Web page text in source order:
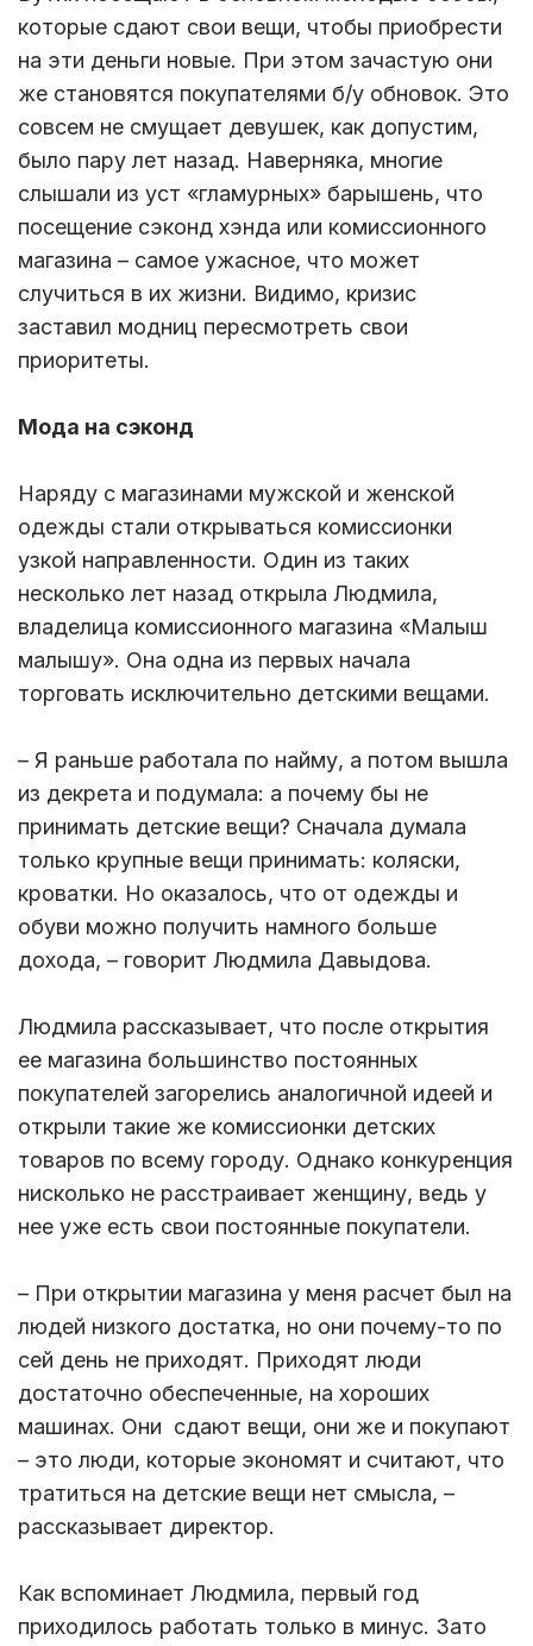
которые сдают свои вещи, чтобы приобрести
на эти деньги новые. При этом зачастую они
же становятся покупателями б/у обновок. Это
совсем не смущает девушек, как допустим,
было пару лет назад. Наверняка, многие
слышали из уст «гламурных» барышень, что
посещение сэконд хэнда или комиссионного
магазина – самое ужасное, что может
случиться в их жизни. Видимо, кризис
заставил модниц пересмотреть свои
приоритеты.
Мода на сэконд
Наряду с магазинами мужской и женской
одежды стали открываться комиссионки
узкой направленности. Один из таких
несколько лет назад открыла Людмила,
владелица комиссионного магазина «Малыш
малышу». Она одна из первых начала
торговать исключительно детскими вещами.
– Я раньше работала по найму, а потом вышла
из декрета и подумала: а почему бы не
принимать детские вещи? Сначала думала
только крупные вещи принимать: коляски,
кроватки. Но оказалось, что от одежды и
обуви можно получить намного больше
дохода, – говорит Людмила Давыдова.
Людмила рассказывает, что после открытия
ее магазина большинство постоянных
покупателей загорелись аналогичной идеей и
открыли такие же комиссионки детских
товаров по всему городу. Однако конкуренция
нисколько не расстраивает женщину, ведь у
нее уже есть свои постоянные покупатели.
– При открытии магазина у меня расчет был на
людей низкого достатка, но они почему-то по
сей день не приходят. Приходят люди
достаточно обеспеченные, на хороших
машинах. Они сдают вещи, они же и покупают
– это люди, которые экономят и считают, что
тратиться на детские вещи нет смысла, –
рассказывает директор.
Как вспоминает Людмила, первый год
приходилось работать только в минус. Зато